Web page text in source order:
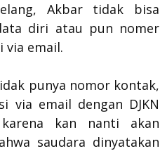
Akbar tidak bisa
diri atau pun nomer
via email.
punya nomor kontak,
via email dengan DJKN
kan nanti akan
saudara dinyatakan